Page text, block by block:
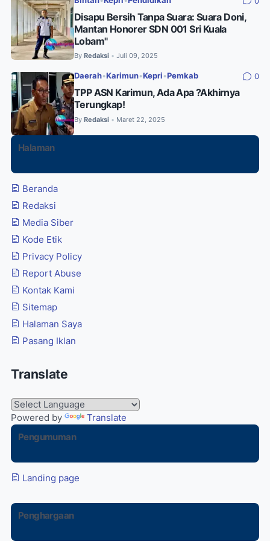
Disapu Bersih Tanpa Suara: Suara Doni,
Mantan Honorer SDN 001 Sri Kuala
Lobam"
By Redaksi • Juli 09, 2025
Daerah•Karimun•Kepri •Pemkab 0
TPP ASN Karimun, Ada Apa ?Akhirnya
Terungkap!
By Redaksi • Maret 22, 2025
Halaman
Beranda
Redaksi
Media Siber
Kode Etik
Privacy Policy
Report Abuse
Kontak Kami
Sitemap
Halaman Saya
Pasang Iklan
Translate
Powered by
Translate
Pengumuman
Landing page
Penghargaan